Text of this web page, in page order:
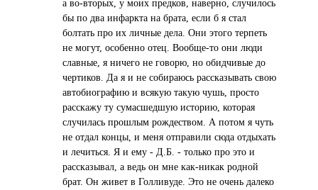
а во-вторых, у моих предков, наверно, случилось
бы по два инфаркта на брата, если б я стал
болтать про их личные дела. Они этого терпеть
не могут, особенно отец. Вообще-то они люди
славные, я ничего не говорю, но обидчивые до
чертиков. Да я и не собираюсь рассказывать свою
автобиографию и всякую такую чушь, просто
расскажу ту сумасшедшую историю, которая
случилась прошлым рождеством. А потом я чуть
не отдал концы, и меня отправили сюда отдыхать
и лечиться. Я и ему - Д.Б. - только про это и
рассказывал, а ведь он мне как-никак родной
брат. Он живет в Голливуде. Это не очень далеко